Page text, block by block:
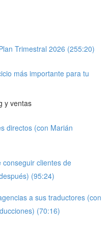
Trimestral 2026 (255:20)
más importante para tu
y ventas
directos (con Marián
clientes de
(95:24)
a sus traductores (con
(70:16)